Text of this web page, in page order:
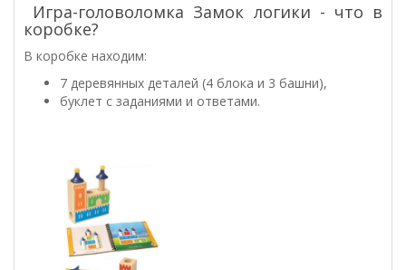
Игра-головоломка Замок логики - что в
коробке?
В коробке находим:
7 деревянных деталей (4 блока и 3 башни),
буклет с заданиями и ответами.